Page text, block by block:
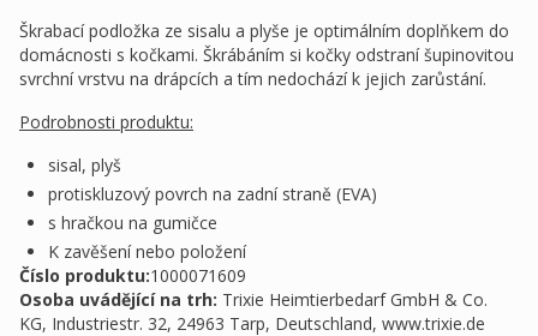
Škrabací podložka ze sisalu a plyše je optimálním doplňkem do
domácnosti s kočkami. Škrábáním si kočky odstraní šupinovitou
svrchní vrstvu na drápcích a tím nedochází k jejich zarůstání.
Podrobnosti produktu:
sisal, plyš
protiskluzový povrch na zadní straně (EVA)
s hračkou na gumičce
K zavěšení nebo položení
Číslo produktu:1000071609
Osoba uvádějící na trh: Trixie Heimtierbedarf GmbH & Co.
KG, Industriestr. 32, 24963 Tarp, Deutschland, www.trixie.de